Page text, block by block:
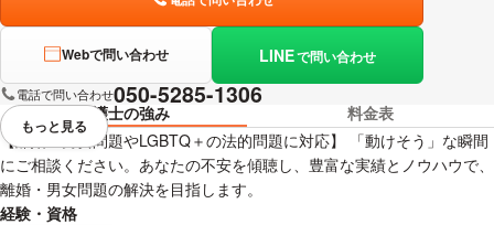
Webで問い合わせ LINEで問い合わせ
電話で問い合わせ050-5285-1306
弁護士の強み
料金表
【離婚・男女問題やLGBTQ＋の法的問題に対応】 「動けそう」な瞬間
にご相談ください。あなたの不安を傾聴し、豊富な実績とノウハウで、
離婚・男女問題の解決を目指します。
経験・資格
視覚的に省略されている要素を
もっと見る